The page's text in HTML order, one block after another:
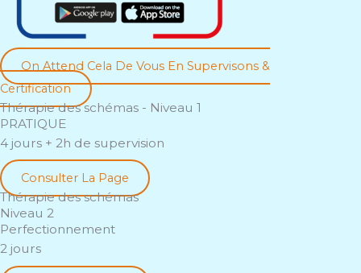
On Attend Cela De Vous En Supervisons &
Certification
Thérapie des schémas - Niveau 1
PRATIQUE
4 jours + 2h de supervision
Consulter La Page
Thérapie des schémas
Niveau 2
Perfectionnement
2 jours